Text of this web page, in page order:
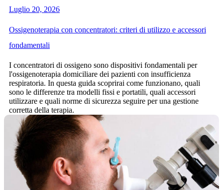
Luglio 20, 2026
Ossigenoterapia con concentratori: criteri di utilizzo e accessori
fondamentali
I concentratori di ossigeno sono dispositivi fondamentali per
l'ossigenoterapia domiciliare dei pazienti con insufficienza
respiratoria. In questa guida scoprirai come funzionano, quali
sono le differenze tra modelli fissi e portatili, quali accessori
utilizzare e quali norme di sicurezza seguire per una gestione
corretta della terapia.